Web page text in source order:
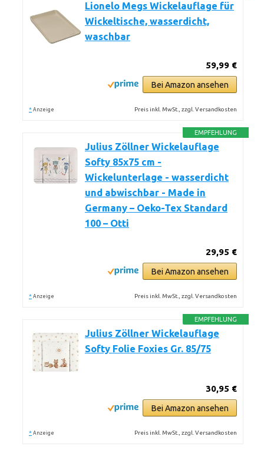
Lionelo Megs Wickelauflage für
Wickeltische, wasserdicht,
waschbar
59,99 €
Bei Amazon ansehen
* Anzeige Preis inkl. MwSt., zzgl. Versandkosten
EMPFEHLUNG
Julius Zöllner Wickelauflage
Softy 85x75 cm -
Wickelunterlage - wasserdicht
und abwischbar - Made in
Germany – Oeko-Tex Standard
100 – Otti
29,95 €
Bei Amazon ansehen
* Anzeige Preis inkl. MwSt., zzgl. Versandkosten
EMPFEHLUNG
Julius Zöllner Wickelauflage
Softy Folie Foxies Gr. 85/75
30,95 €
Bei Amazon ansehen
* Anzeige Preis inkl. MwSt., zzgl. Versandkosten